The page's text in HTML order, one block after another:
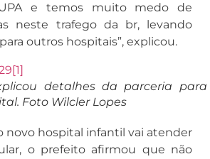
e temos muito medo de
neste trafego da br, levando
outros hospitais”, explicou.
detalhes da parceria
Foto Wilcler Lopes
novo hospital infantil vai atender
o prefeito afirmou que não